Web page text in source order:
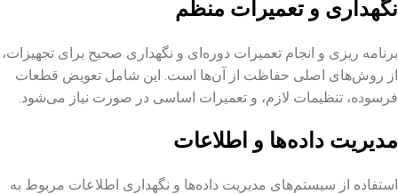
نگهداری و تعمیرات منظم
برنامه‌ ریزی و انجام تعمیرات دوره‌ای و نگهداری صحیح برای تجهیزات،
از روش‌های اصلی حفاظت از آن‌ها است. این شامل تعویض قطعات
فرسوده، تنظیمات لازم، و تعمیرات اساسی در صورت نیاز می‌شود.
مدیریت داده‌ها و اطلاعات
استفاده از سیستم‌های مدیریت داده‌ها و نگهداری اطلاعات مربوط به